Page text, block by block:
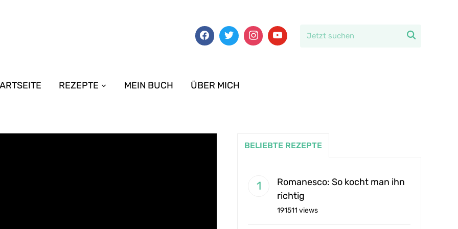

REZEPTE MEIN BUCH ÜBER MICH
BELIEBTE REZEPTE
Romanesco: So kocht man ihn
richtig
191511 views